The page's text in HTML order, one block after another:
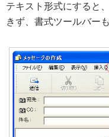
テキスト形式にすると
きず、書式ツールバー